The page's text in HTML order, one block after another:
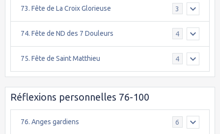
73. Fête de La Croix Glorieuse 3
74. Fête de ND des 7 Douleurs 4
75. Fête de Saint Matthieu 4
Réflexions personnelles 76-100
76. Anges gardiens 6